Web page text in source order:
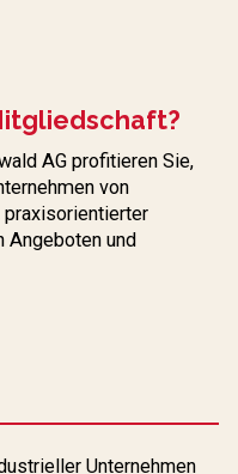
AG profitieren Sie,
von
praxisorientierter
Angeboten und
Unternehmen